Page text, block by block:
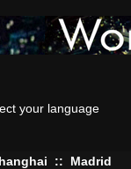
your language
:: Madrid